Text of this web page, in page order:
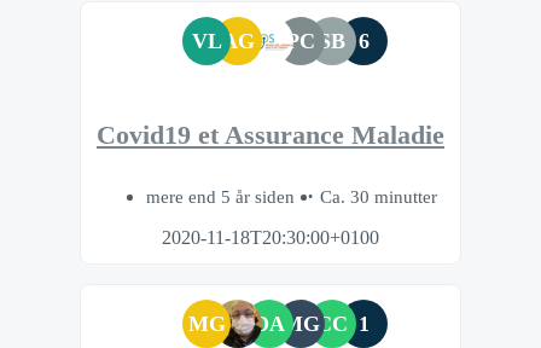
VLAG PC SB 6
Covid19 et Assurance Maladie
mere end 5 år siden
Ca. 30 minutter
2020-11-18T20:30:00+0100
MG DAMGCC 1